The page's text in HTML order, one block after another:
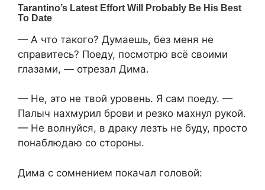
— А что такого? Думаешь, без меня не
справитесь? Поеду, посмотрю всё своими
глазами, — отрезал Дима.
— Не, это не твой уровень. Я сам поеду. —
Палыч нахмурил брови и резко махнул рукой.
— Не волнуйся, в драку лезть не буду, просто
понаблюдаю со стороны.
Дима с сомнением покачал головой: